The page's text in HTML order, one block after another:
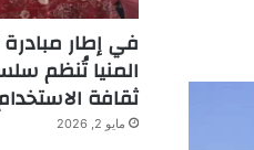
في إطار مبادرة
المنيا تُنظم
ثقافة
مايو 2, 2026